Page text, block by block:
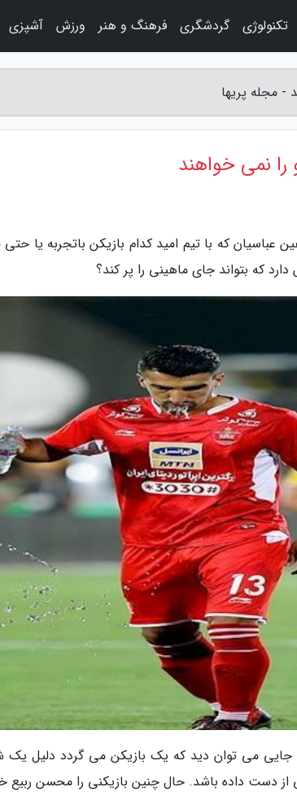
- مجله پریها
را نمی خواهند
عباسیان که با تیم امید کدام بازیکن باتجربه یا
که بتواند جای ماهینی را پر کند؟
را جایی می توان دید که یک بازیکن می گردد دلیل
از دست داده باشد. حال چنین بازیکنی را محسن ربیع
تکنولوژی گردشگری فرهنگ و هنر ورزش آشپزی